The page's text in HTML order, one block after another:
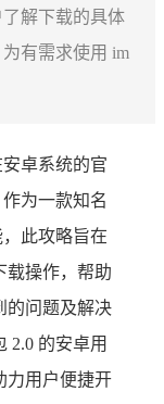
解下载的具体
有需求使用 im
安卓系统的官
作为一款知名
此攻略旨在
载操作，帮助
的问题及解决
2.0 的安卓用
力用户便捷开